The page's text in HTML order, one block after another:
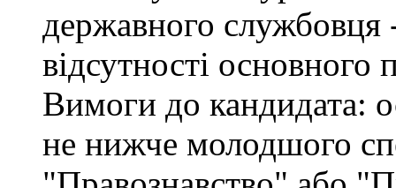
державного службовця
відсутності основного
Вимоги до кандидата:
не нижче молодшого